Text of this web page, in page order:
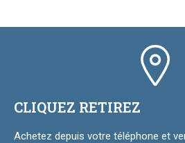
CLIQUEZ RETIREZ
Achetez depuis votre téléphone et